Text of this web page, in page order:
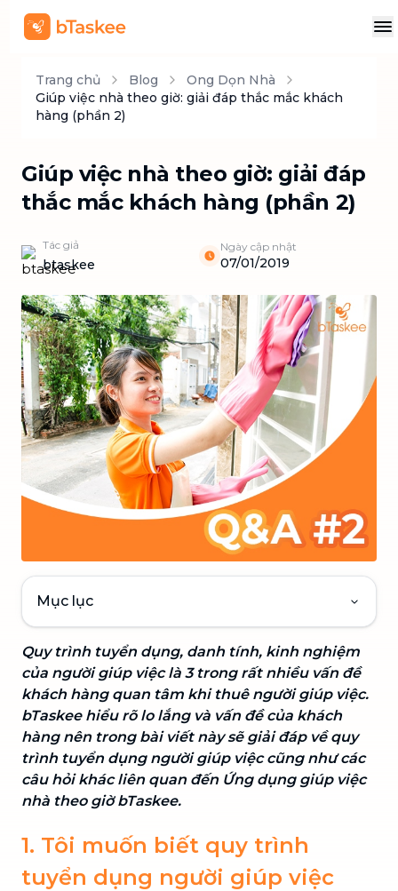
Trang chủ Blog
Ong Dọn Nhà
Giúp việc nhà theo giờ: giải đáp thắc mắc khách
hàng (phần 2)
Giúp việc nhà theo giờ: giải đáp
thắc mắc khách hàng (phần 2)
Tác giả
btaskee
Ngày cập nhật
07/01/2019
Mục lục
Quy trình tuyển dụng, danh tính, kinh nghiệm
của người giúp việc là 3 trong rất nhiều vấn đề
khách hàng quan tâm khi thuê người giúp việc.
bTaskee hiểu rõ lo lắng và vấn đề của khách
hàng nên trong bài viết này sẽ giải đáp về quy
trình tuyển dụng người giúp việc cũng như các
câu hỏi khác liên quan đến Ứng dụng giúp việc
nhà theo giờ bTaskee.
1. Tôi muốn biết quy trình
tuyển dụng người giúp việc